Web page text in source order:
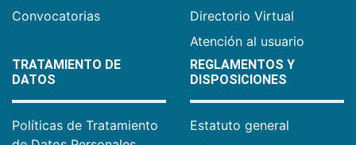
Convocatorias
Directorio Virtual
Atención al usuario
TRATAMIENTO DE
DATOS
Políticas de Tratamiento
REGLAMENTOS Y
DISPOSICIONES
Estatuto general